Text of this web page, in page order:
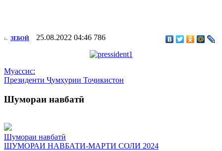
:. ЗЕБОӢ 25.08.2022 04:46 786
Муассис:
Президенти Ҷумҳурии Тоҷикистон
Шумораи навбатӣ
Шумораи навбатӣ
ШУМОРАИ НАВБАТИ-МАРТИ СОЛИ 2024